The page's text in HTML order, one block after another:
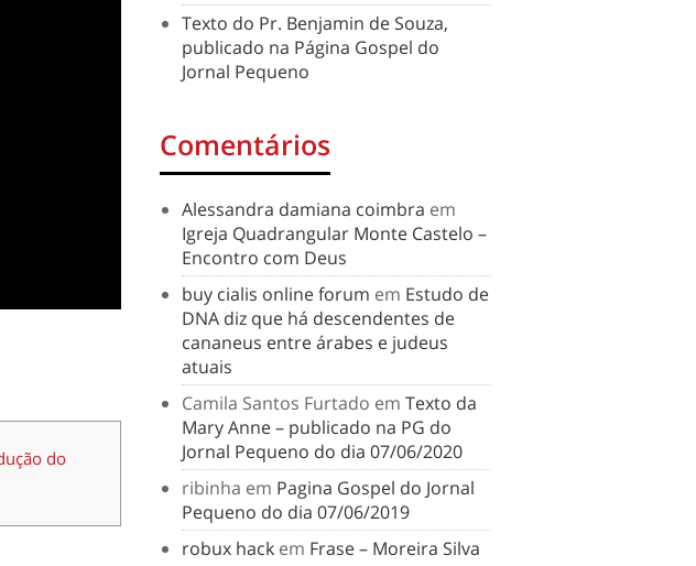
do
Texto do Pr. Benjamin de Souza,
publicado na Página Gospel do
Jornal Pequeno
Comentários
Alessandra damiana coimbra em
Igreja Quadrangular Monte Castelo –
Encontro com Deus
buy cialis online forum em Estudo de
DNA diz que há descendentes de
cananeus entre árabes e judeus
atuais
Camila Santos Furtado em Texto da
Mary Anne – publicado na PG do
Jornal Pequeno do dia 07/06/2020
ribinha em Pagina Gospel do Jornal
Pequeno do dia 07/06/2019
robux hack em Frase – Moreira Silva